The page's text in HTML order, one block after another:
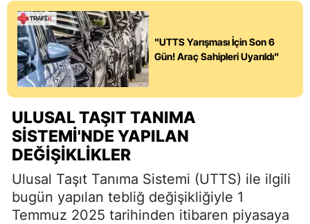
"UTTS Yarışması İçin Son 6
Gün! Araç Sahipleri Uyarıldı"
ULUSAL TAŞIT TANIMA
SISTEMI'NDE YAPILAN
DEĞIŞIKLIKLER
Ulusal Taşıt Tanıma Sistemi (UTTS) ile ilgili
bugün yapılan tebliğ değişikliğiyle 1
Temmuz 2025 tarihinden itibaren piyasaya